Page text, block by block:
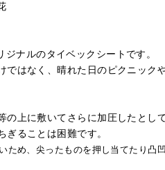
ナルのタイベックシートです。
ではなく、晴れた日のピクニック
の上に敷いてさらに加圧したと
ぎることは困難です。
ため、尖ったものを押し当てたり凸